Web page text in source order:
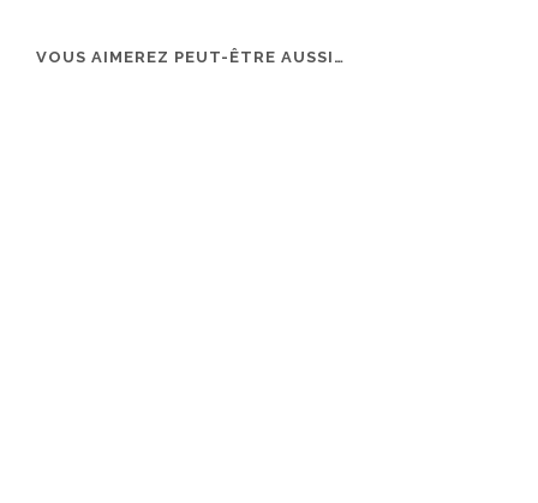
VOUS AIMEREZ PEUT-ÊTRE AUSSI…